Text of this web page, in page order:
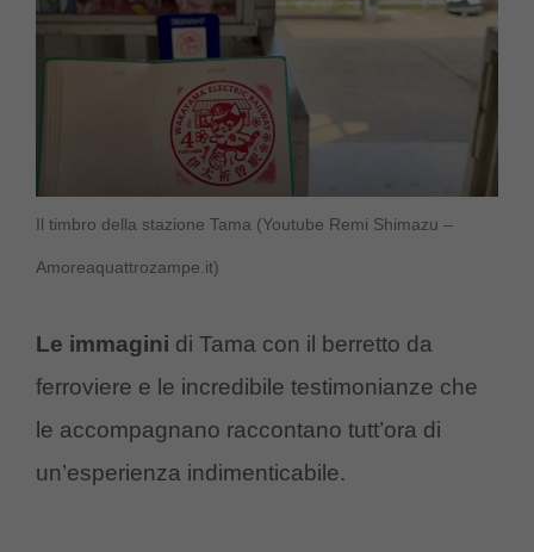
Il timbro della stazione Tama (Youtube Remi Shimazu –
Amoreaquattrozampe.it)
Le immagini di Tama con il berretto da
ferroviere e le incredibile testimonianze che
le accompagnano raccontano tutt’ora di
un’esperienza indimenticabile.